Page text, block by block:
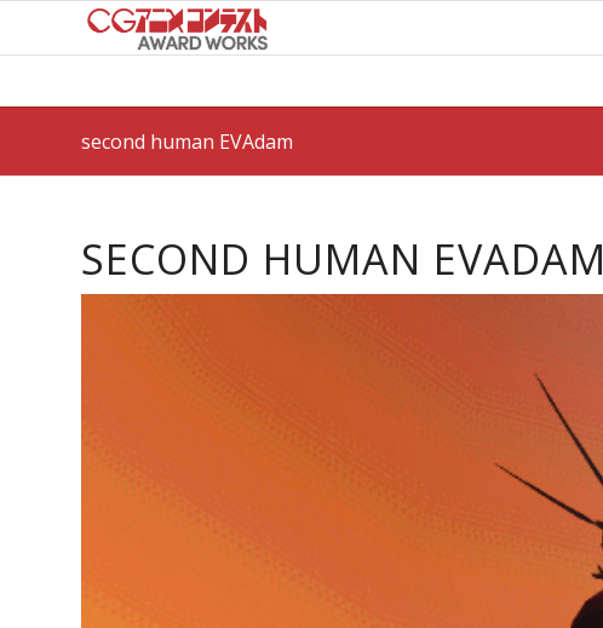
second human EVAdam
SECOND HUMAN EVADAM